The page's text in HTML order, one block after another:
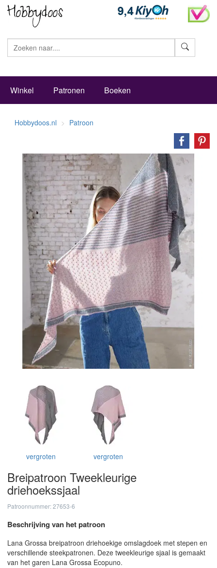
Winkel Patronen Boeken
Hobbydoos.nl Patroon
vergroten vergroten
Breipatroon Tweekleurige
driehoekssjaal
Patroonnummer: 27653-6
Beschrijving van het patroon
Lana Grossa breipatroon driehoekige omslagdoek met stepen en
verschillende steekpatronen. Deze tweekleurige sjaal is gemaakt
van het garen Lana Grossa Ecopuno.